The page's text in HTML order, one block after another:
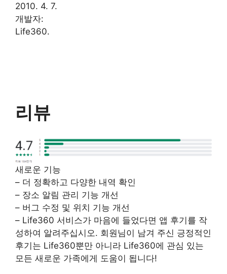
2010. 4. 7.
개발자:
Life360.
리뷰
새로운 기능
– 더 정확하고 다양한 내역 확인
– 장소 알림 관리 기능 개선
– 버그 수정 및 위치 기능 개선
– Life360 서비스가 마음에 들었다면 앱 후기를 작
성하여 알려주십시오. 회원님이 남겨 주신 긍정적인
후기는 Life360뿐만 아니라 Life360에 관심 있는
모든 새로운 가족에게 도움이 됩니다!